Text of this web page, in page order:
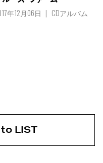
年12月06日 CDアルバム
to LIST